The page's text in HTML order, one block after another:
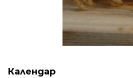
Календар